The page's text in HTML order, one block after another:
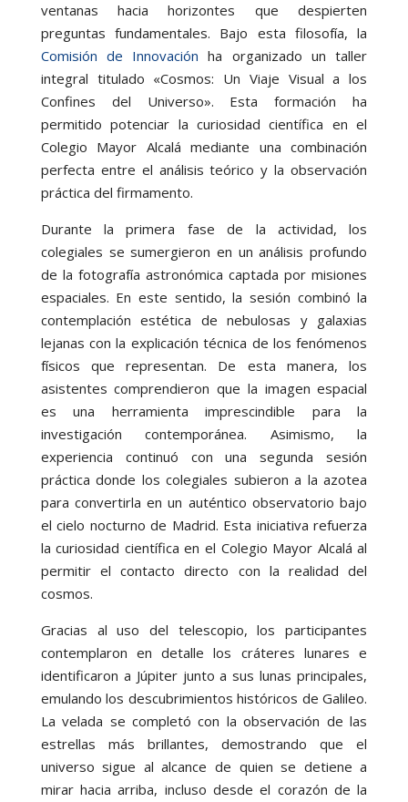
ventanas hacia horizontes que despierten
preguntas fundamentales. Bajo esta filosofía, la
Comisión de Innovación ha organizado un taller
integral titulado «Cosmos: Un Viaje Visual a los
Confines del Universo». Esta formación ha
permitido potenciar la curiosidad científica en el
Colegio Mayor Alcalá mediante una combinación
perfecta entre el análisis teórico y la observación
práctica del firmamento.
Durante la primera fase de la actividad, los
colegiales se sumergieron en un análisis profundo
de la fotografía astronómica captada por misiones
espaciales. En este sentido, la sesión combinó la
contemplación estética de nebulosas y galaxias
lejanas con la explicación técnica de los fenómenos
físicos que representan. De esta manera, los
asistentes comprendieron que la imagen espacial
es una herramienta imprescindible para la
investigación contemporánea. Asimismo, la
experiencia continuó con una segunda sesión
práctica donde los colegiales subieron a la azotea
para convertirla en un auténtico observatorio bajo
el cielo nocturno de Madrid. Esta iniciativa refuerza
la curiosidad científica en el Colegio Mayor Alcalá al
permitir el contacto directo con la realidad del
cosmos.
Gracias al uso del telescopio, los participantes
contemplaron en detalle los cráteres lunares e
identificaron a Júpiter junto a sus lunas principales,
emulando los descubrimientos históricos de Galileo.
La velada se completó con la observación de las
estrellas más brillantes, demostrando que el
universo sigue al alcance de quien se detiene a
mirar hacia arriba, incluso desde el corazón de la